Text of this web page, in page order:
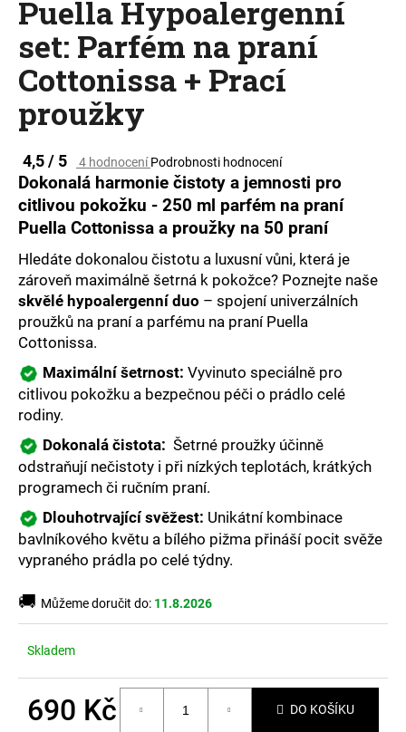
Puella Hypoalergenní
set: Parfém na praní
Cottonissa + Prací
proužky
Průměrné
hodnocení
produktu
je
4,5
5
hvězdiček.
4,5 / 5 4 hodnocení Podrobnosti hodnocení
Dokonalá harmonie čistoty a jemnosti pro
citlivou pokožku - 250 ml parfém na praní
Puella Cottonissa a proužky na 50 praní
Hledáte dokonalou čistotu a luxusní vůni, která je
zároveň maximálně šetrná k pokožce? Poznejte naše
skvělé hypoalergenní duo – spojení univerzálních
proužků na praní a parfému na praní Puella
Cottonissa.
Maximální šetrnost: Vyvinuto speciálně pro
citlivou pokožku a bezpečnou péči o prádlo celé
rodiny.
Dokonalá čistota: Šetrné proužky účinně
odstraňují nečistoty i při nízkých teplotách, krátkých
programech či ručním praní.
Dlouhotrvající svěžest: Unikátní kombinace
bavlníkového květu a bílého pižma přináší pocit svěže
vypraného prádla po celé týdny.
🚚 Můžeme doručit do: 11.8.2026
Skladem
690 Kč DO KOŠÍKU
a
j
í
t
?
HLEDAT
D
o
p
o
r
u
č
j
e
m
e